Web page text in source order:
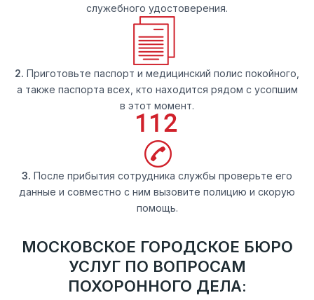
служебного удостоверения.
2. Приготовьте паспорт и медицинский полис покойного,
а также паспорта всех, кто находится рядом с усопшим
в этот момент.
3. После прибытия сотрудника службы проверьте его
данные и совместно с ним вызовите полицию и скорую
помощь.
МОСКОВСКОЕ ГОРОДСКОЕ БЮРО
УСЛУГ ПО ВОПРОСАМ
ПОХОРОННОГО ДЕЛА: